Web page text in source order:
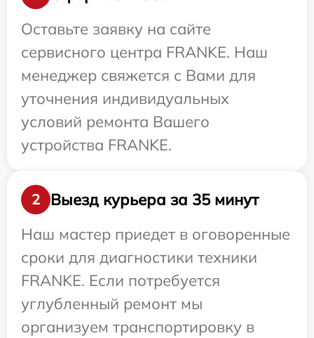
Оставьте заявку на сайте
сервисного центра FRANKE. Наш
менеджер свяжется с Вами для
уточнения индивидуальных
условий ремонта Вашего
устройства FRANKE.
2
Выезд курьера за 35 минут
Наш мастер приедет в оговоренные
сроки для диагностики техники
FRANKE. Если потребуется
углубленный ремонт мы
организуем транспортировку в